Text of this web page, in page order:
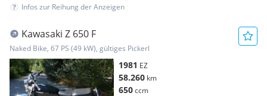
Infos zur Reihung der Anzeigen
Kawasaki Z 650 F
Naked Bike, 67 PS (49 kW), gültiges Pickerl
1981 EZ
58.260 km
650ccm